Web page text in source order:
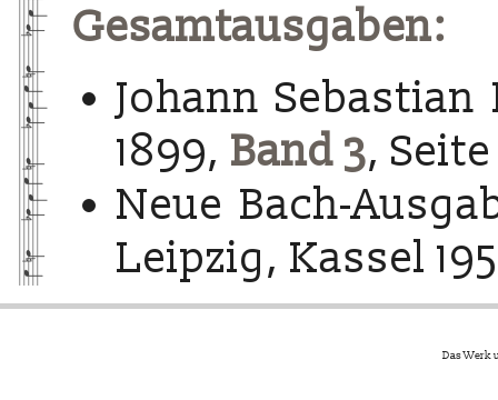
Gesamtausgaben:
Johann Sebastian
1899, Band 3, Seite
Neue Bach-
Leipzig, Kassel
Das Werk